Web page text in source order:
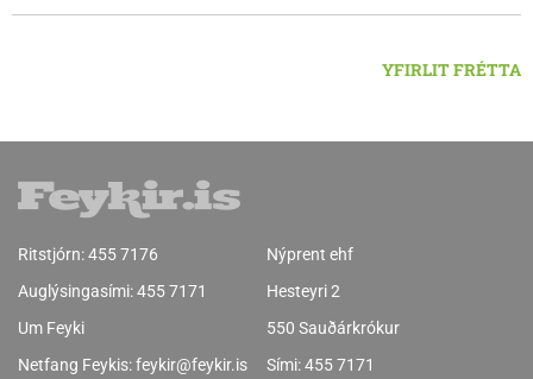
gjafabréf að upphæð kr: 737.800 upp í kaup á
YFIRLIT FRÉTTA
Ritstjórn:455 7176
Auglýsingasími:455 7171
Um Feyki
Netfang Feykis:feykir@feykir.is
Nýprent ehf
Hesteyri 2
550 Sauðárkrókur
Sími:455 7171